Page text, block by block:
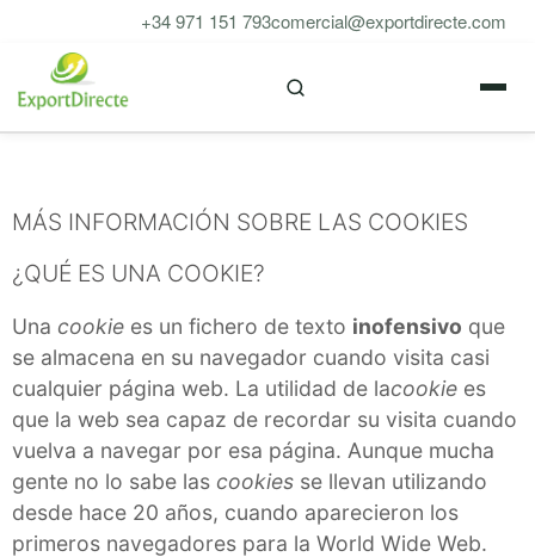
contenido
+34 971 151 793comercial@exportdirecte.com
MÁS INFORMACIÓN SOBRE LAS COOKIES
¿QUÉ ES UNA COOKIE?
Una cookie es un fichero de texto inofensivo que
se almacena en su navegador cuando visita casi
cualquier página web. La utilidad de lacookie es
que la web sea capaz de recordar su visita cuando
vuelva a navegar por esa página. Aunque mucha
gente no lo sabe las cookies se llevan utilizando
desde hace 20 años, cuando aparecieron los
primeros navegadores para la World Wide Web.